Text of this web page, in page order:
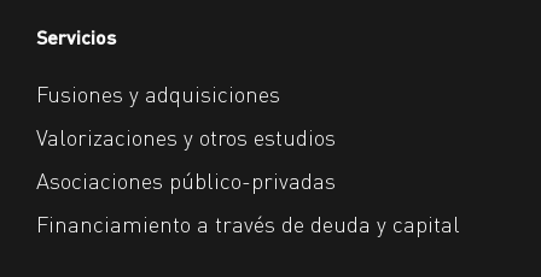
Servicios
Fusiones y adquisiciones
Valorizaciones y otros estudios
Asociaciones público-privadas
Financiamiento a través de deuda y capital